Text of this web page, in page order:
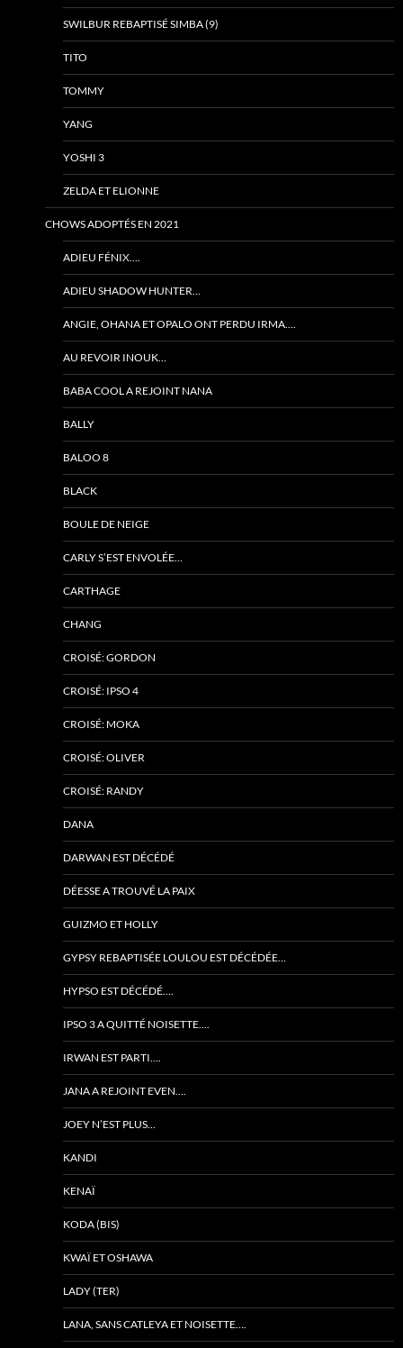
SWILBUR REBAPTISÉ SIMBA (9)
TITO
TOMMY
YANG
YOSHI 3
ZELDA ET ELIONNE
CHOWS ADOPTÉS EN 2021
ADIEU FÉNIX….
ADIEU SHADOW HUNTER…
ANGIE, OHANA ET OPALO ONT PERDU IRMA….
AU REVOIR INOUK…
BABA COOL A REJOINT NANA
BALLY
BALOO 8
BLACK
BOULE DE NEIGE
CARLY S’EST ENVOLÉE…
CARTHAGE
CHANG
CROISÉ: GORDON
CROISÉ: IPSO 4
CROISÉ: MOKA
CROISÉ: OLIVER
CROISÉ: RANDY
DANA
DARWAN EST DÉCÉDÉ
DÉESSE A TROUVÉ LA PAIX
GUIZMO ET HOLLY
GYPSY REBAPTISÉE LOULOU EST DÉCÉDÉE…
HYPSO EST DÉCÉDÉ….
IPSO 3 A QUITTÉ NOISETTE….
IRWAN EST PARTI….
JANA A REJOINT EVEN….
JOEY N’EST PLUS…
KANDI
KENAÏ
KODA (BIS)
KWAÏ ET OSHAWA
LADY (TER)
LANA, SANS CATLEYA ET NOISETTE….